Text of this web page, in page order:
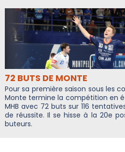
72 BUTS DE MONTE
Pour sa première saison sous les
Monte termine la compétition en
MHB avec 72 buts sur 116
de réussite. Il se hisse à la 20e
buteurs.